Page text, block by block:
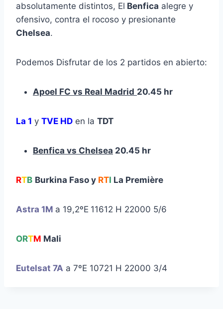
absolutamente distintos, El Benfica alegre y
ofensivo, contra el rocoso y presionante
Chelsea.
Podemos Disfrutar de los 2 partidos en abierto:
Apoel FC vs Real Madrid 20.45 hr
La 1 y TVE HD en la TDT
Benfica vs Chelsea 20.45 hr
RTB Burkina Faso y RTI La Première
Astra 1M a 19,2ºE 11612 H 22000 5/6
ORTM Mali
Eutelsat 7A a 7ºE 10721 H 22000 3/4